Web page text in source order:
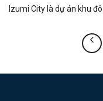
Izumi City là dự án khu